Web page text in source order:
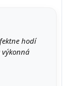
hodí
výkonná